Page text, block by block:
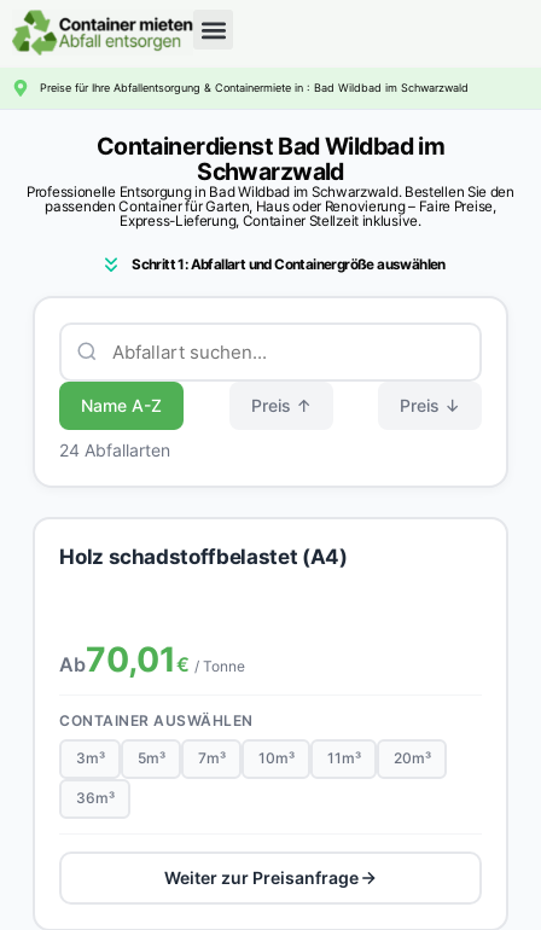
Preise für Ihre Abfallentsorgung & Containermiete in : Bad Wildbad im Schwarzwald
Containerdienst Bad Wildbad im
Schwarzwald
Professionelle Entsorgung in Bad Wildbad im Schwarzwald. Bestellen Sie den
passenden Container für Garten, Haus oder Renovierung – Faire Preise,
Express-Lieferung, Container Stellzeit inklusive.
Schritt 1: Abfallart und Containergröße auswählen
Name A-Z Preis ↑ Preis ↓
24 Abfallarten
Holz schadstoffbelastet (A4)
Ab70,01€ / Tonne
CONTAINER AUSWÄHLEN
3m³ 5m³ 7m³ 10m³ 11m³ 20m³
36m³
Weiter zur Preisanfrage